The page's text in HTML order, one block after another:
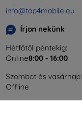
info@top4mobile.eu
Írjon nekünk
Hétfőtől péntekig:
Online8:00 - 16:00
Szombat és vasárnap:
Offline